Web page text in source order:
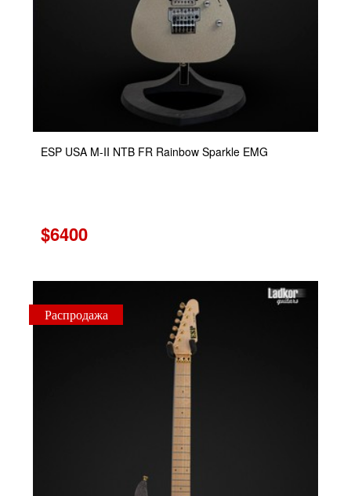
ESP USA M-II NTB FR Rainbow Sparkle EMG
$6400
Распродажа